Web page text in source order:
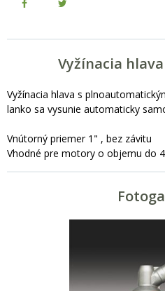
Vyžínacia
Vyžínacia hlava s
lanko sa vysunie automaticky
Vnútorný priemer 1" , bez závitu
Vhodné pre motory o objemu do